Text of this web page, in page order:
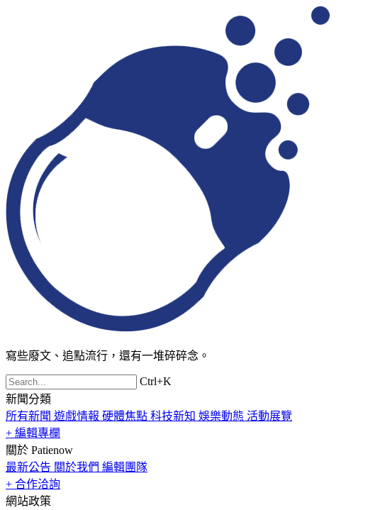
寫些廢文、追點流行，還有一堆碎碎念。
Ctrl+K
新聞分類
所有新聞 遊戲情報 硬體焦點 科技新知 娛樂動態 活動展覽
+ 編輯專欄
關於 Patienow
最新公告 關於我們 編輯團隊
+ 合作洽詢
網站政策